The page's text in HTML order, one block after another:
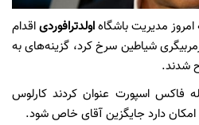
امروز مدیریت باشگاهاولدترافوردیاقدام
شیاطین سرخ کرد، گزینه‌های به
شدند.
فاکس اسپورت عنوان کردند کارلوس
امکان دارد جایگزین آقای خاص شود.